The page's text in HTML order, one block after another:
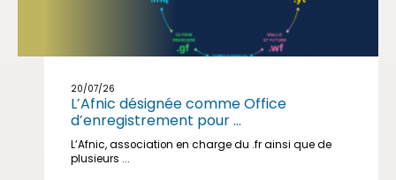
20/07/26
L’Afnic désignée comme Office
d’enregistrement pour ...
L’Afnic, association en charge du .fr ainsi que de
plusieurs ...